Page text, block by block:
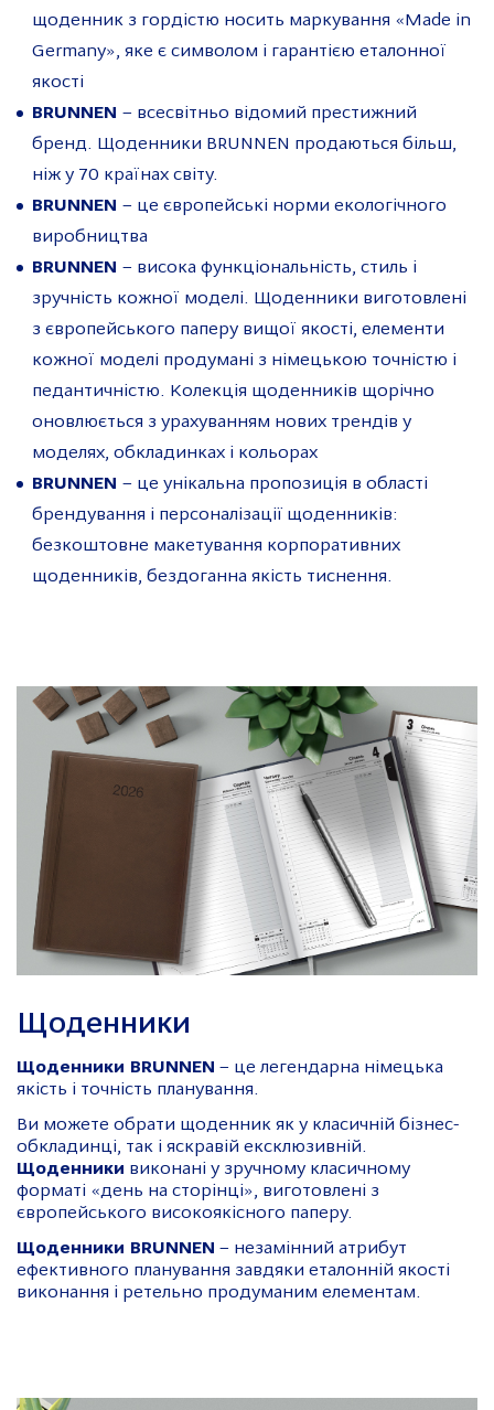
щоденник з гордістю носить маркування «Made in
Germany», яке є символом і гарантією еталонної
якості
BRUNNEN– всесвітньо відомий престижний
бренд. Щоденники BRUNNEN продаються більш,
ніж у 70 країнах світу.
BRUNNEN– це європейські норми екологічного
виробництва
BRUNNEN– висока функціональність, стиль і
зручність кожної моделі. Щоденники виготовлені
з європейського паперу вищої якості, елементи
кожної моделі продумані з німецькою точністю і
педантичністю. Колекція щоденників щорічно
оновлюється з урахуванням нових трендів у
моделях, обкладинках і кольорах
BRUNNEN– це унікальна пропозиція в області
брендування і персоналізації щоденників:
безкоштовне макетування корпоративних
щоденників, бездоганна якість тиснення.
Щоденники
Щоденники BRUNNEN – це легендарна німецька
якість і точність планування.
Ви можете обрати щоденник як у класичній бізнес-
обкладинці, так і яскравій ексклюзивній.
Щоденники виконані у зручному класичному
форматі «день на сторінці», виготовлені з
європейського високоякісного паперу.
Щоденники BRUNNEN – незамінний атрибут
ефективного планування завдяки еталонній якості
виконання і ретельно продуманим елементам.